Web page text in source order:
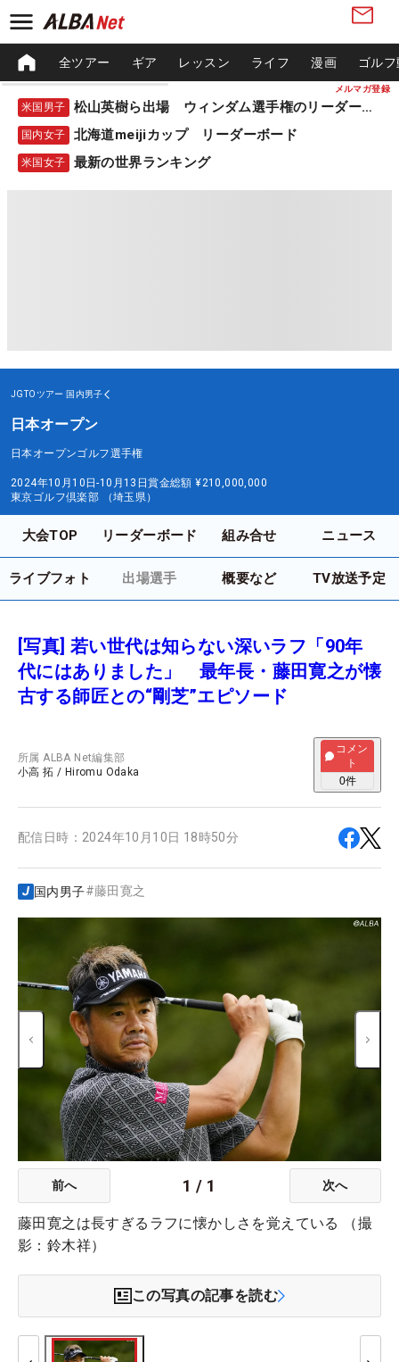
メルマガ登録
全ツアー ギア レッスン ライフ 漫画 ゴル
米国男子 松山英樹ら出場 ウィンダム選手権のリーダーボード
国内女子 北海道meijiカップ リーダーボード
米国女子 最新の世界ランキング
JGTOツアー 国内男子
日本オープン
日本オープンゴルフ選手権
2024年10月10日-10月13日賞金総額 ¥210,000,000
東京ゴルフ倶楽部 （埼玉県）
大会TOP リーダーボード 組み合せ ニュース
ライブフォト 出場選手 概要など TV放送予定
[写真] 若い世代は知らない深いラフ「90年
代にはありました」 最年長・藤田寛之が懐
古する師匠との“剛芝”エピソード
所属ALBA Net編集部
小高 拓 / Hiromu Odaka
コメン
ト
0件
配信日時： 2024年10月10日 18時50分
国内男子#藤田寛之
前へ 1 / 1 次へ
藤田寛之は長すぎるラフに懐かしさを覚えている （撮
影：鈴木祥）
この写真の記事を読む